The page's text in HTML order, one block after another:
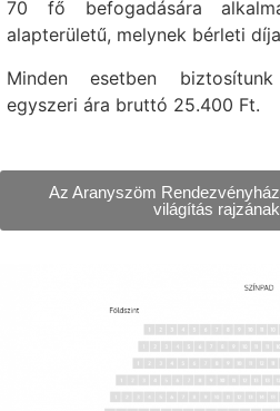
70 fő befogadására
alapterületű, melynek bérleti
Minden esetben
egyszeri ára bruttó 25.400 Ft.
Az Aranyszöm
világítás